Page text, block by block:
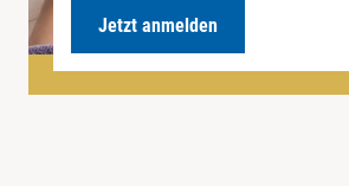
Jetzt anmelden